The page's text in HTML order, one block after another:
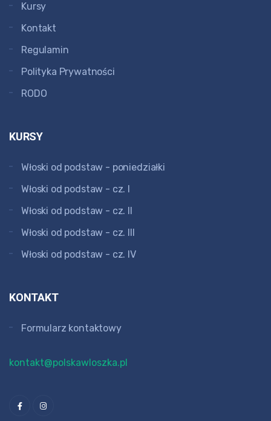
Kursy
Kontakt
Regulamin
Polityka Prywatności
RODO
KURSY
Włoski od podstaw - poniedziałki
Włoski od podstaw - cz. I
Włoski od podstaw - cz. II
Włoski od podstaw - cz. III
Włoski od podstaw - cz. IV
KONTAKT
Formularz kontaktowy
kontakt@polskawloszka.pl